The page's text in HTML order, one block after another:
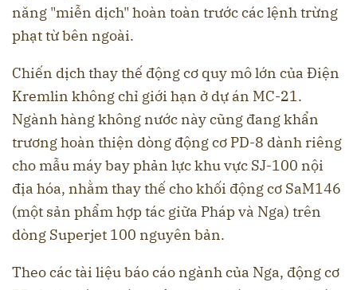
năng "miễn dịch" hoàn toàn trước các lệnh trừng
phạt từ bên ngoài.
Chiến dịch thay thế động cơ quy mô lớn của Điện
Kremlin không chỉ giới hạn ở dự án MC-21.
Ngành hàng không nước này cũng đang khẩn
trương hoàn thiện dòng động cơ PD-8 dành riêng
cho mẫu máy bay phản lực khu vực SJ-100 nội
địa hóa, nhằm thay thế cho khối động cơ SaM146
(một sản phẩm hợp tác giữa Pháp và Nga) trên
dòng Superjet 100 nguyên bản.
Theo các tài liệu báo cáo ngành của Nga, động cơ